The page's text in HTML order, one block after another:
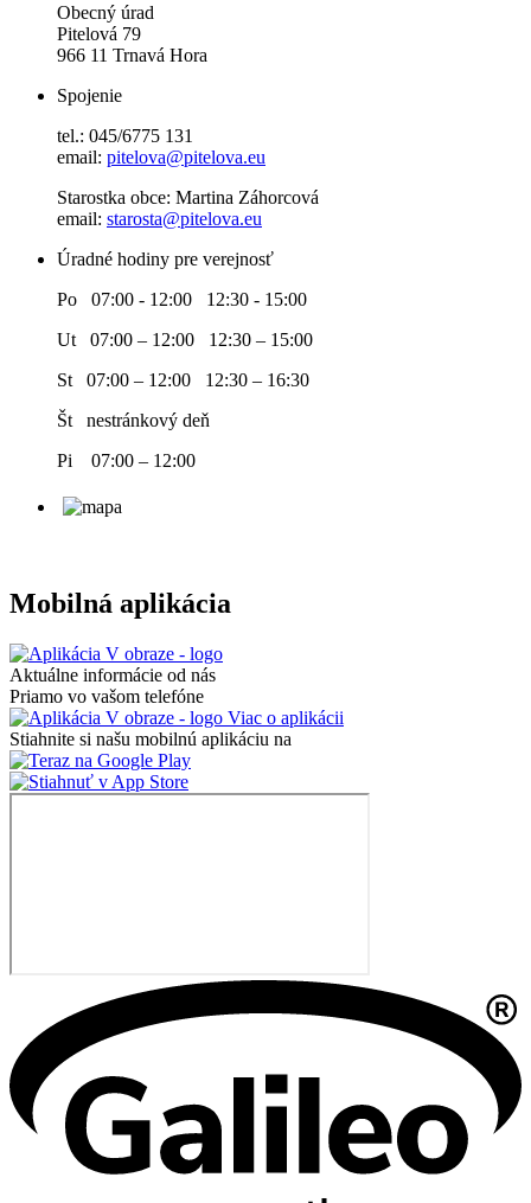
Obecný úrad
Pitelová 79
966 11 Trnavá Hora
Spojenie
tel.: 045/6775 131
email: pitelova@pitelova.eu
Starostka obce: Martina Záhorcová
email: starosta@pitelova.eu
Úradné hodiny pre verejnosť
Po 07:00 - 12:00 12:30 - 15:00
Ut 07:00 – 12:00 12:30 – 15:00
St 07:00 – 12:00 12:30 – 16:30
Št nestránkový deň
Pi 07:00 – 12:00
Mobilná aplikácia
Aktuálne informácie od nás
Priamo vo vašom telefóne
Viac o aplikácii
Stiahnite si našu mobilnú aplikáciu na